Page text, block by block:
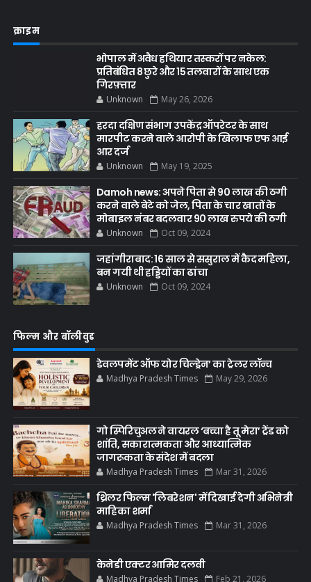
क्राइम
भोपाल में अवैध हथियार तस्करों पर नकेल:
प्रतिबंधित 8 छुरे और 15 तलवारों के साथ एक
गिरफ़्तार
Unknown May 26, 2026
हरदा दक्षिण संभाग उपकेंद्र ऑपरेटर के साथ
मारपीट करने वाले आरोपी के खिलाफ एफ आई
आर दर्ज
Unknown May 19, 2025
Damoh news: अपने पिता से 90 लाख की ठगी
करने वाले बेटे को जेल, पिता के चार खातों के
मोबाइल नंबर बदलवार 90 लाख रुपये की ठगी
Unknown Oct 09, 2024
जहांगीराबाद: 16 साल से ससुराल में कैद महिला,
बन गयी थी हड्डियों का ढांचा
Unknown Oct 09, 2024
फिल्म और बॉलीवुड
डेवलपमेंट ऑफ योर चिल्ड्रेन’ का ट्रेलर लॉन्च
Madhya Pradesh Times May 29, 2026
गो स्पिरिचुअल ने वायरल ‘बच्चा है तू मेरा’ ट्रेंड को
शांति, सकारात्मकता और आध्यात्मिक
जागरूकता के संदेश में बदला
Madhya Pradesh Times Mar 31, 2026
थ्रिलर फिल्म 'लिबरेशन' में दिखाई देगी अभिनेत्री
माहिका शर्मा
Madhya Pradesh Times Mar 31, 2026
केनेडी एक्टर आमिर दलवी
Madhya Pradesh Times Feb 21, 2026